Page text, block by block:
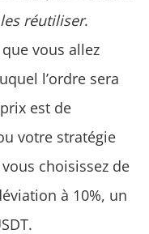
réutiliser.
vous allez
l’ordre sera
est de
votre stratégie
choisissez de
à 10%, un